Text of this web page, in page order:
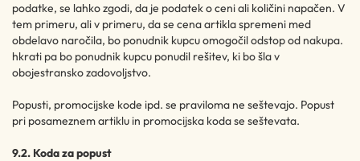
podatke, se lahko zgodi, da je podatek o ceni ali količini napačen. V
tem primeru, ali v primeru, da se cena artikla spremeni med
obdelavo naročila, bo ponudnik kupcu omogočil odstop od nakupa.
hkrati pa bo ponudnik kupcu ponudil rešitev, ki bo šla v
obojestransko zadovoljstvo.
Popusti, promocijske kode ipd. se praviloma ne seštevajo. Popust
pri posameznem artiklu in promocijska koda se seštevata.
9.2. Koda za popust